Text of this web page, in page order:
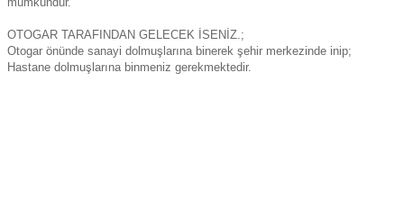
OTOGAR TARAFINDAN GELECEK İSENİZ.;
Otogar önünde sanayi dolmuşlarına binerek şehir merkezinde inip;
Hastane dolmuşlarına binmeniz gerekmektedir.